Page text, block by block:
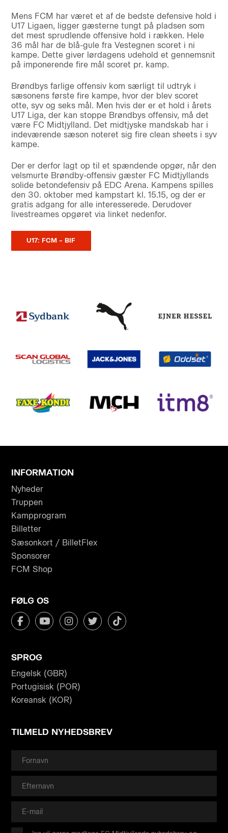
Mens FCM har været et af de bedste defensive hold i
U17 Ligaen, ligger gæsterne tungt på pladsen som
det mest sprudlende offensive hold i rækken. Hele
36 mål har de blå-gule fra Vestegnen scoret i ni
kampe. Dette giver lørdagens udehold et gennemsnit
på imponerende fire mål scoret pr. kamp.
Brøndbys farlige offensiv kom særligt til udtryk i
sæsonens første fire kampe, hvor der blev scoret
otte, syv og seks mål. Men hvis der er et hold i årets
U17 Liga, der kan stoppe Brøndbys offensiv, må det
være FC Midtjylland. Det midtjyske mandskab har i
indeværende sæson noteret sig fire clean sheets i syv
kampe.
Der er derfor lagt op til et spændende opgør, når den
velsmurte Brøndby-offensiv gæster FC Midtjyllands
solide betondefensiv på EDC Arena. Kampens spilles
den 30. oktober med kampstart kl. 15.15, og der er
gratis adgang for alle interesserede. Derudover
livestreames opgøret via linket nedenfor.
U17: FCM – BIF
INFORMATION
Nyheder
Truppen
Kampprogram
Billetter
Sæsonkort / BilletFlex
Sponsorer
FCM Shop
FØLG OS
SPROG
Engelsk (GBR)
Portugisisk (POR)
Koreansk (KOR)
TILMELD NYHEDSBREV